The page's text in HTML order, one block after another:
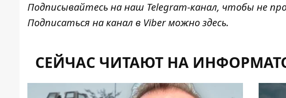
Подписывайтесь на наш Telegram-канал, чтобы не
Подписаться на канал в Viber можноздесь.
СЕЙЧАС ЧИТАЮТ НА